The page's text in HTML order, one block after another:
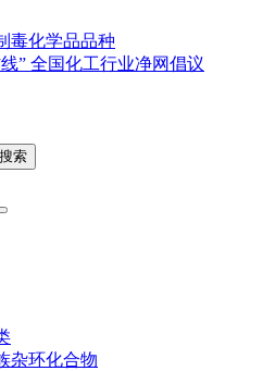
毒化学品品种
” 全国化工行业净网倡议
搜索
杂环化合物